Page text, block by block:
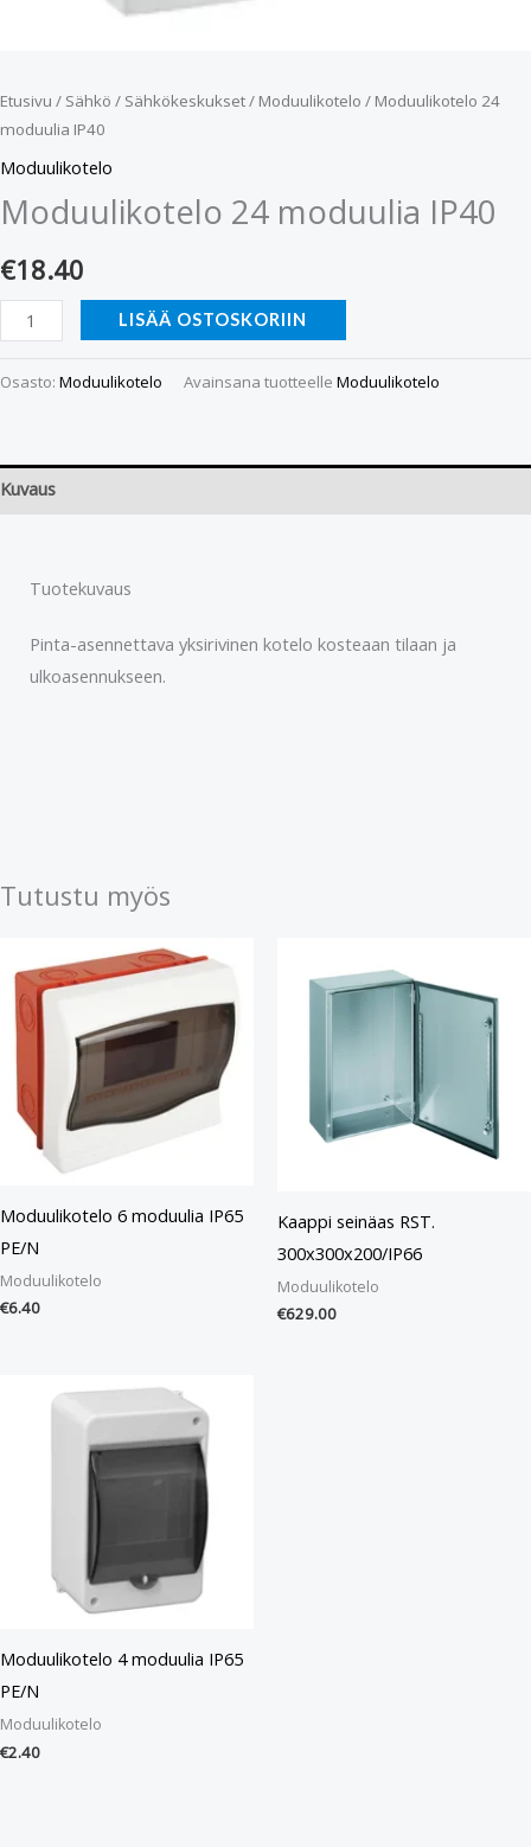
Etusivu / Sähkö / Sähkökeskukset/ Moduulikotelo / Moduulikotelo 24
moduulia IP40
Moduulikotelo
Moduulikotelo 24 moduulia IP40
€18.40
LISÄÄ OSTOSKORIIN
Osasto: Moduulikotelo Avainsana tuotteelle Moduulikotelo
Kuvaus
Tuotekuvaus
Pinta-asennettava yksirivinen kotelo kosteaan tilaan ja
ulkoasennukseen.
Tutustu myös
Moduulikotelo 6 moduulia IP65
PE/N
Moduulikotelo
€6.40
Kaappi seinäas RST.
300x300x200/IP66
Moduulikotelo
€629.00
Moduulikotelo 4 moduulia IP65
PE/N
Moduulikotelo
€2.40